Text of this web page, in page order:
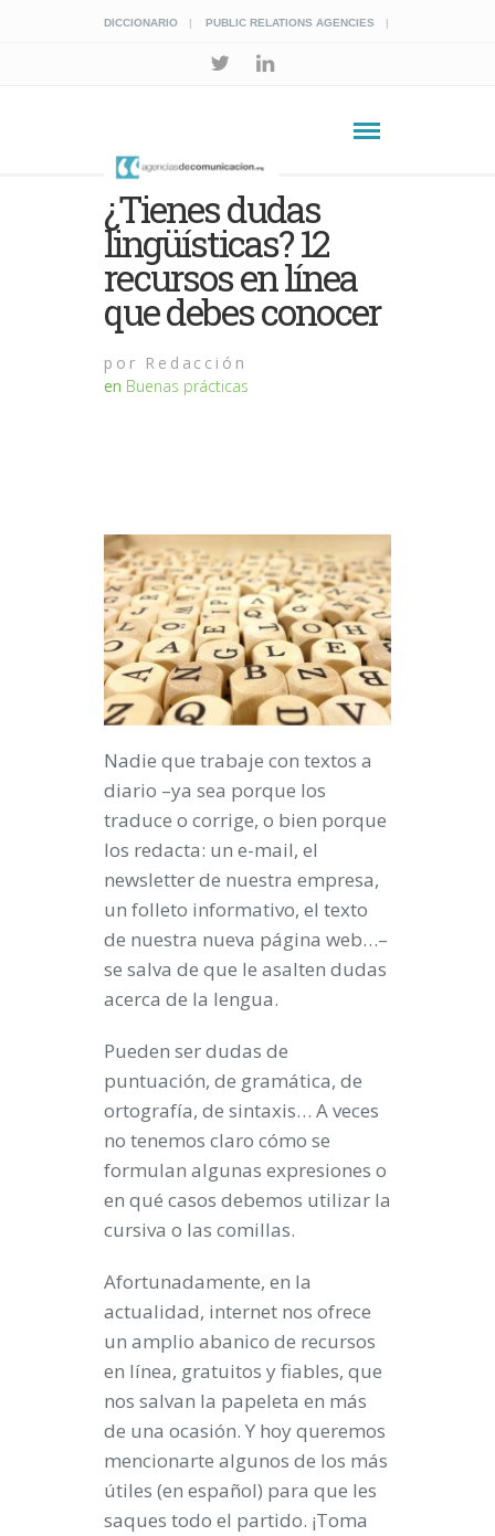
DICCIONARIO PUBLIC RELATIONS AGENCIES
¿Tienes dudas
lingüísticas? 12
recursos en línea
que debes conocer
por Redacción
en Buenas prácticas
Nadie que trabaje con textos a
diario –ya sea porque los
traduce o corrige, o bien porque
los redacta: un e-mail, el
newsletter de nuestra empresa,
un folleto informativo, el texto
de nuestra nueva página web…–
se salva de que le asalten dudas
acerca de la lengua.
Pueden ser dudas de
puntuación, de gramática, de
ortografía, de sintaxis… A veces
no tenemos claro cómo se
formulan algunas expresiones o
en qué casos debemos utilizar la
cursiva o las comillas.
Afortunadamente, en la
actualidad, internet nos ofrece
un amplio abanico de recursos
en línea, gratuitos y fiables, que
nos salvan la papeleta en más
de una ocasión. Y hoy queremos
mencionarte algunos de los más
útiles (en español) para que les
saques todo el partido. ¡Toma